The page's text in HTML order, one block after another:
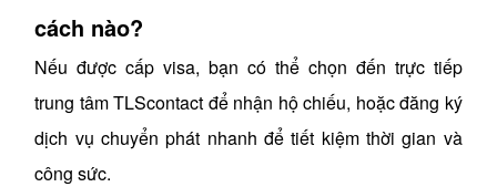
cách nào?
Nếu được cấp visa, bạn có thể chọn đến trực tiếp
trung tâm TLScontact để nhận hộ chiếu, hoặc đăng ký
dịch vụ chuyển phát nhanh để tiết kiệm thời gian và
công sức.